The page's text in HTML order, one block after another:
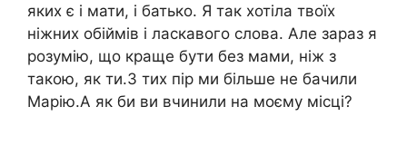
яких є і мати, і батько. Я так хотіла твоїх
ніжних обіймів і ласкавого слова. Але зараз я
розумію, що краще бути без мами, ніж з
такою, як ти.З тих пір ми більше не бачили
Марію.А як би ви вчинили на моєму місці?